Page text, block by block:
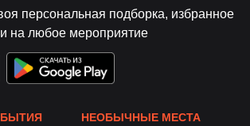
персональная подборка, избранное
на любое мероприятие
НЕОБЫЧНЫЕ МЕСТА